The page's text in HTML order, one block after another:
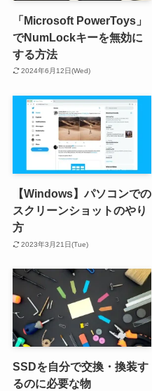
「Microsoft PowerToys」
でNumLockキーを無効に
する方法
2024年6月12日(Wed)
【Windows】パソコンでの
スクリーンショットのやり
方
2023年3月21日(Tue)
SSDを自分で交換・換装す
るのに必要な物